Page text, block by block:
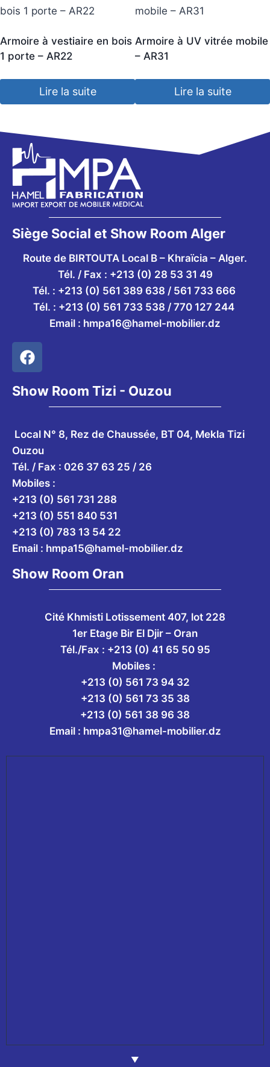
Armoire à vestiaire en bois
1 porte – AR22
Lire la suite
Armoire à UV vitrée mobile
– AR31
Lire la suite
Siège Social et Show Room Alger
Route de BIRTOUTA Local B – Khraïcia – Alger.
Tél. / Fax : +213 (0) 28 53 31 49
Tél. : +213 (0) 561 389 638 / 561 733 666
Tél. : +213 (0) 561 733 538 / 770 127 244
Email : hmpa16@hamel-mobilier.dz
Show Room Tizi - Ouzou
Local N° 8, Rez de Chaussée, BT 04, Mekla Tizi
Ouzou
Tél. / Fax : 026 37 63 25 / 26
Mobiles :
+213 (0) 561 731 288
+213 (0) 551 840 531
+213 (0) 783 13 54 22
Email : hmpa15@hamel-mobilier.dz
Show Room Oran
Cité Khmisti Lotissement 407, lot 228
1er Etage Bir El Djir – Oran
Tél./Fax : +213 (0) 41 65 50 95
Mobiles :
+213 (0) 561 73 94 32
+213 (0) 561 73 35 38
+213 (0) 561 38 96 38
Email : hmpa31@hamel-mobilier.dz